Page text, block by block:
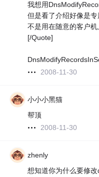
我想用
但是看了介绍好像是专
不是用在随意的客户机
[/Quote]
2008-11-30
小小小黑猫
帮顶
2008-11-30
zhenly
想知道你为什么要修改